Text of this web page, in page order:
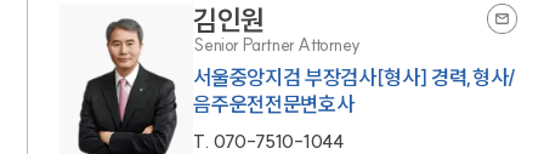
김인원
Senior Partner Attorney
서울중앙지검 부장검사[형사] 경력,형사/
음주운전전문변호사
T. 070-7510-1044